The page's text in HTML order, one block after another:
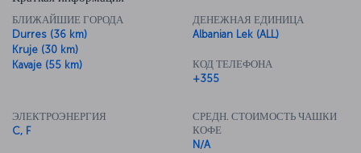
БЛИЖАЙШИЕ ГОРОДА
Durres (36 km)
Kruje (30 km)
Kavaje (55 km)
ДЕНЕЖНАЯ ЕДИНИЦА
Albanian Lek (ALL)
КОД ТЕЛЕФОНА
+355
ЭЛЕКТРОЭНЕРГИЯ
C, F
СРЕДН. СТОИМОСТЬ ЧАШКИ
КОФЕ
N/A